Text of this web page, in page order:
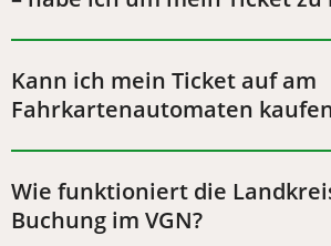
Kann ich mein Ticket auf am
Fahrkartenautomaten
Wie funktioniert die
Buchung im VGN?